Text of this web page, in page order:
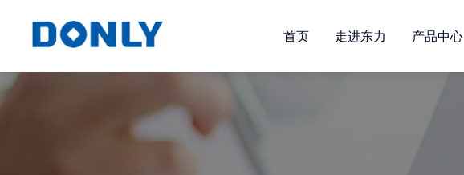
首页 走进东力 产品中心